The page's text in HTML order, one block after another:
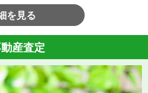
を見る
産査定